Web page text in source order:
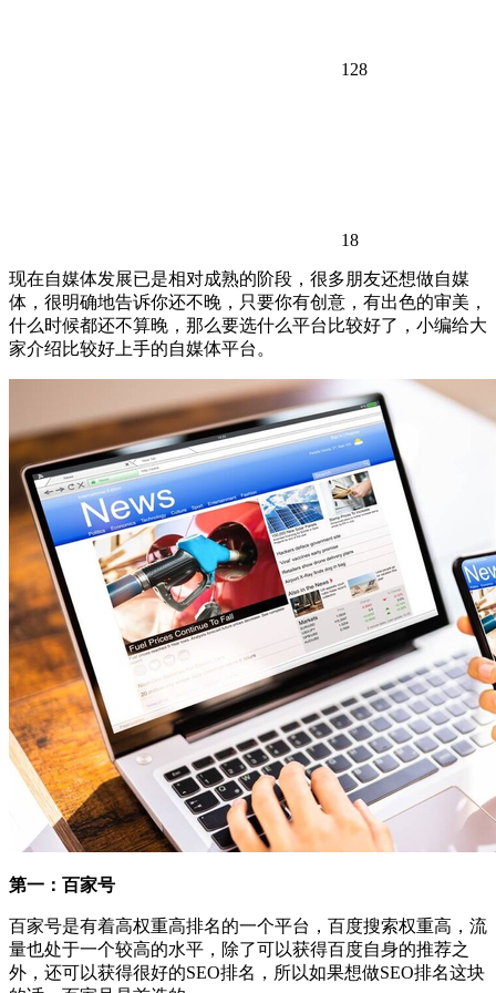
128
18
现在自媒体发展已是相对成熟的阶段，很多朋友还想做自媒
体，很明确地告诉你还不晚，只要你有创意，有出色的审美，
什么时候都还不算晚，那么要选什么平台比较好了，小编给大
家介绍比较好上手的自媒体平台。
第一：百家号
百家号是有着高权重高排名的一个平台，百度搜索权重高，流
量也处于一个较高的水平，除了可以获得百度自身的推荐之
外，还可以获得很好的SEO排名，所以如果想做SEO排名这块